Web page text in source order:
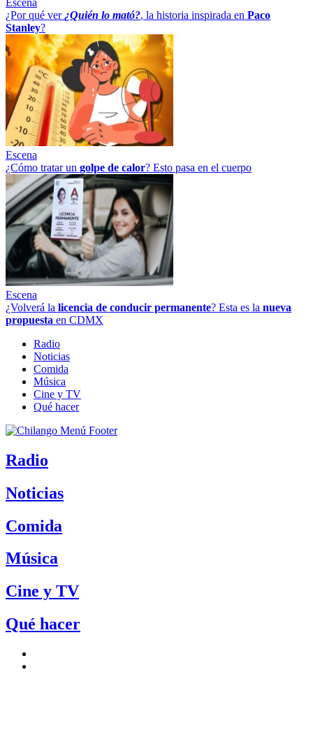
¿Por qué ver ¿Quién lo mató?, la historia inspirada en Paco
Stanley?
Escena
¿Cómo tratar un golpe de calor? Esto pasa en el cuerpo
Escena
¿Volverá la licencia de conducir permanente? Esta es la nueva
propuesta en CDMX
Radio
Noticias
Comida
Música
Cine y TV
Qué hacer
Radio
Noticias
Comida
Música
Cine y TV
Qué hacer